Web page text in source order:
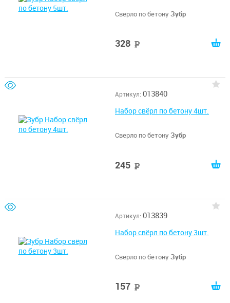
Сверло по бетону Зубр
328
Артикул: 013840
Набор свёрл по бетону 4шт.
Сверло по бетону Зубр
245
Артикул: 013839
Набор свёрл по бетону 3шт.
Сверло по бетону Зубр
157